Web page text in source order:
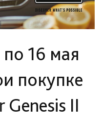
16 мая
покупке
Genesis II